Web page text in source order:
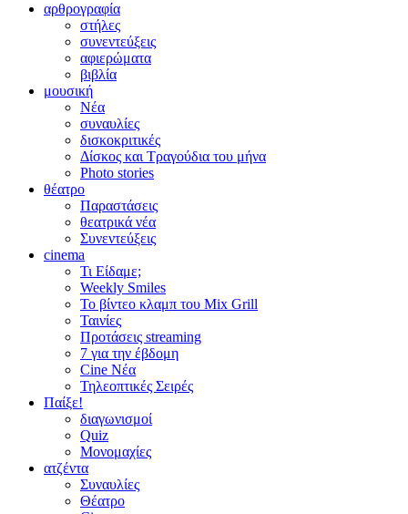
αρθρογραφία
στήλες
συνεντεύξεις
αφιερώματα
βιβλία
μουσική
Νέα
συναυλίες
δισκοκριτικές
Δίσκος και Τραγούδια του μήνα
Photo stories
θέατρο
Παραστάσεις
θεατρικά νέα
Συνεντεύξεις
cinema
Τι Είδαμε;
Weekly Smiles
Το βίντεο κλαμπ του Mix Grill
Ταινίες
Προτάσεις streaming
7 για την έβδομη
Cine Νέα
Τηλεοπτικές Σειρές
Παίξε!
διαγωνισμοί
Quiz
Μονομαχίες
ατζέντα
Συναυλίες
Θέατρο